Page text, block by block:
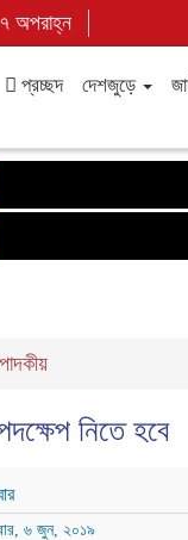
অপরাহ্ন
প্রচ্ছদ দেশজুড়ে
নিতে হবে
৬ জুন, ২০১৯